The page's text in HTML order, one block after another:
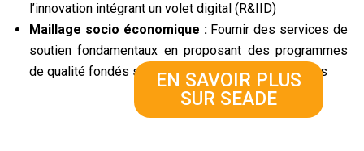
l’innovation intégrant un volet digital (R&IID)
Maillage socio économique :Fournir des services de
soutien fondamentaux en proposant des programmes
de qualité fondés sur des études de marché solides
EN SAVOIR PLUS
SUR SEADE